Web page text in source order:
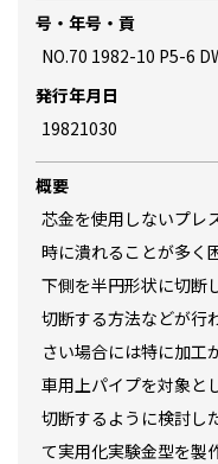
号・年号・貢
NO.70 1982-10 P5-6
発行年月日
19821030
概要
芯金を使用しないプレ
時に潰れることが多く
下側を半円形状に切断
切断する方法などが行
さい場合には特に加工
車用上パイプを対象と
切断するように検討し
て実用化実験金型を製